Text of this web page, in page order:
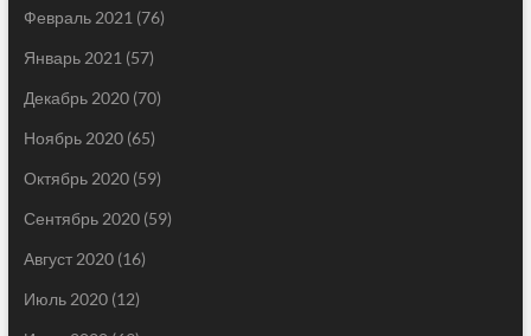
Февраль 2021 (76)
Январь 2021 (57)
Декабрь 2020(70)
Ноябрь 2020(65)
Октябрь 2020(59)
Сентябрь 2020(59)
Август 2020(16)
Июль 2020(12)